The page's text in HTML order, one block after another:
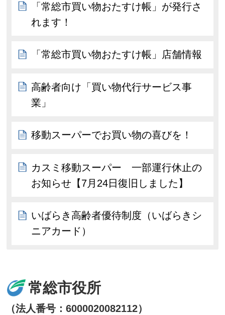
「常総市買い物おたすけ帳」が発行さ
れます！
「常総市買い物おたすけ帳」店舗情報
高齢者向け「買い物代行サービス事
業」
移動スーパーでお買い物の喜びを！
カスミ移動スーパー 一部運行休止の
お知らせ【7月24日復旧しました】
いばらき高齢者優待制度（いばらきシ
ニアカード）
常総市役所
（法人番号：6000020082112）